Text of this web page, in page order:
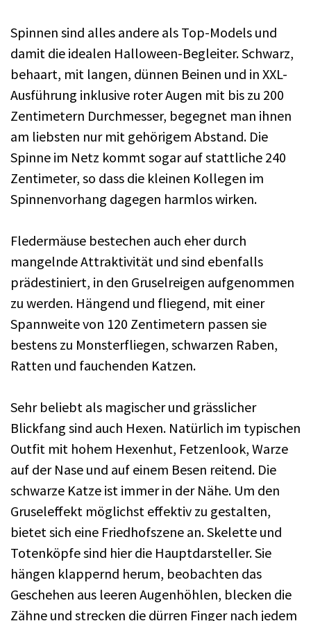
Spinnen sind alles andere als Top-Models und
damit die idealen Halloween-Begleiter. Schwarz,
behaart, mit langen, dünnen Beinen und in XXL-
Ausführung inklusive roter Augen mit bis zu 200
Zentimetern Durchmesser, begegnet man ihnen
am liebsten nur mit gehörigem Abstand. Die
Spinne im Netz kommt sogar auf stattliche 240
Zentimeter, so dass die kleinen Kollegen im
Spinnenvorhang dagegen harmlos wirken.
Fledermäuse bestechen auch eher durch
mangelnde Attraktivität und sind ebenfalls
prädestiniert, in den Gruselreigen aufgenommen
zu werden. Hängend und fliegend, mit einer
Spannweite von 120 Zentimetern passen sie
bestens zu Monsterfliegen, schwarzen Raben,
Ratten und fauchenden Katzen.
Sehr beliebt als magischer und grässlicher
Blickfang sind auch Hexen. Natürlich im typischen
Outfit mit hohem Hexenhut, Fetzenlook, Warze
auf der Nase und auf einem Besen reitend. Die
schwarze Katze ist immer in der Nähe. Um den
Gruseleffekt möglichst effektiv zu gestalten,
bietet sich eine Friedhofszene an. Skelette und
Totenköpfe sind hier die Hauptdarsteller. Sie
hängen klappernd herum, beobachten das
Geschehen aus leeren Augenhöhlen, blecken die
Zähne und strecken die dürren Finger nach jedem